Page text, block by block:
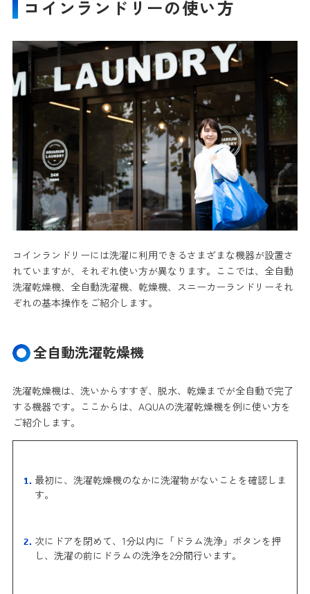
コインランドリーの使い方
コインランドリーには洗濯に利用できるさまざまな機器が設置さ
れていますが、それぞれ使い方が異なります。ここでは、全自動
洗濯乾燥機、全自動洗濯機、乾燥機、スニーカーランドリーそれ
ぞれの基本操作をご紹介します。
全自動洗濯乾燥機
洗濯乾燥機は、洗いからすすぎ、脱水、乾燥までが全自動で完了
する機器です。ここからは、AQUAの洗濯乾燥機を例に使い方を
ご紹介します。
最初に、洗濯乾燥機のなかに洗濯物がないことを確認しま
す。
次にドアを閉めて、1分以内に「ドラム洗浄」ボタンを押
し、洗濯の前にドラムの洗浄を2分間行います。